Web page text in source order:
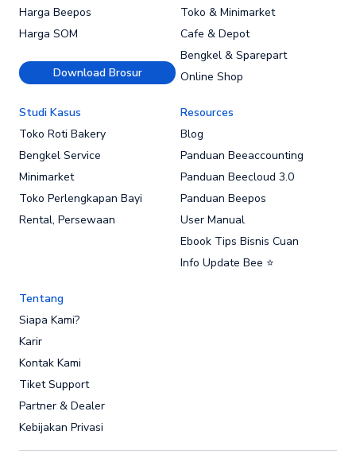
Harga Beepos
Harga SOM
Download Brosur
Toko & Minimarket
Cafe & Depot
Bengkel & Sparepart
Online Shop
Studi Kasus
Toko Roti Bakery
Bengkel Service
Minimarket
Toko Perlengkapan Bayi
Rental, Persewaan
Resources
Blog
Panduan Beeaccounting
Panduan Beecloud 3.0
Panduan Beepos
User Manual
Ebook Tips Bisnis Cuan
Info Update Bee ⭐
Tentang
Siapa Kami?
Karir
Kontak Kami
Tiket Support
Partner & Dealer
Kebijakan Privasi